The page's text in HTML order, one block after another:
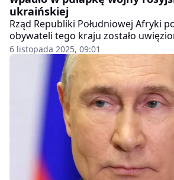
ukraińskiej
Rząd Republiki Południowej Afryki
obywateli tego kraju zostało
po tym, jak – zwabieni obietnicą
dołączyli do sił najemniczych
6 listopada 2025, 09:01